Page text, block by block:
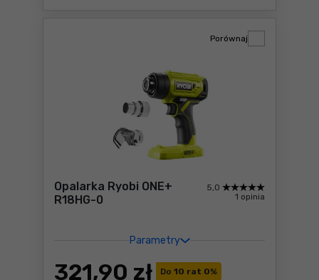
Opalarka Ryobi ONE+
R18HG-0
Parametry
5,0
1 opinia
Do 10 rat 0%
321,90 zł
Porównaj